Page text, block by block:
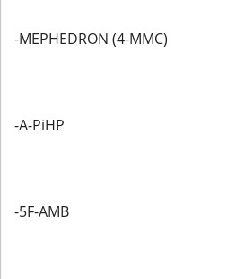
-MEPHEDRON (4-MMC)
-A-PiHP
-5F-AMB